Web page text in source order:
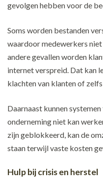
gevolgen hebben voor de
Soms worden bestanden
waardoor medewerkers niet
andere gevallen worden
internet verspreid. Dat kan
klachten van klanten of
Daarnaast kunnen
onderneming niet kan
zijn geblokkeerd, kan de
staan terwijl vaste kosten
Hulp bij crisis en herstel